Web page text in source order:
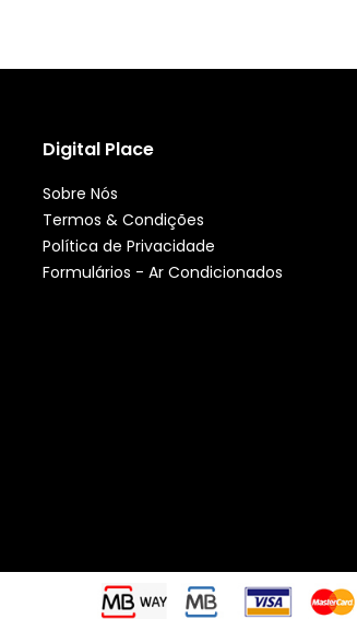
Digital Place
Sobre Nós
Termos & Condições
Política de Privacidade
Formulários - Ar Condicionados